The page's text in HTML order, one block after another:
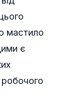
мастило
є